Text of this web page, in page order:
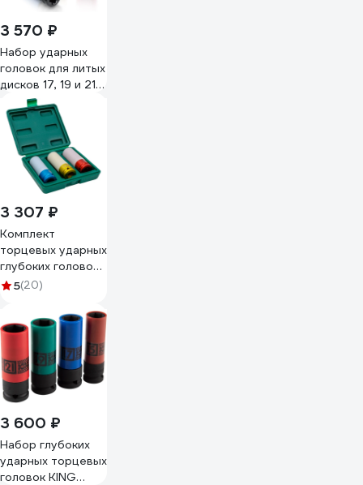
3 570 ₽
Набор ударных
головок для литых
дисков 17, 19 и 21
мм, 1/2", 3
предмета TOPTUL
GDAS0301
3 307 ₽
Комплект
торцевых ударных
глубоких головок
3шт Jonnesway
5(20)
3 600 ₽
Набор глубоких
ударных торцевых
головок KING